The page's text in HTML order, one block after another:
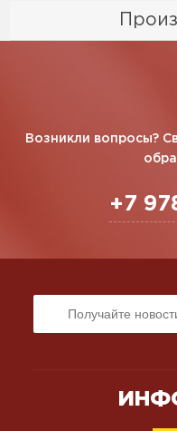
Возникли вопросы?
+7